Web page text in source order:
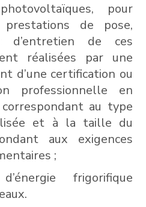
pour
de pose,
d’entretien de ces
réalisées par une
d’une certification ou
professionnelle en
au type
et à la taille du
aux exigences
;
frigorifique